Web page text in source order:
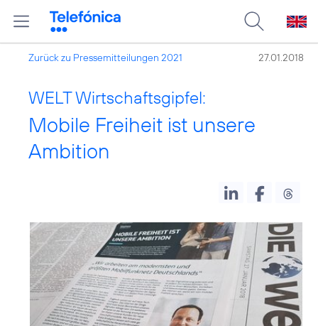
Zurück zu Pressemitteilungen 2021 27.01.2018
WELT Wirtschaftsgipfel:
Mobile Freiheit ist unsere
Ambition